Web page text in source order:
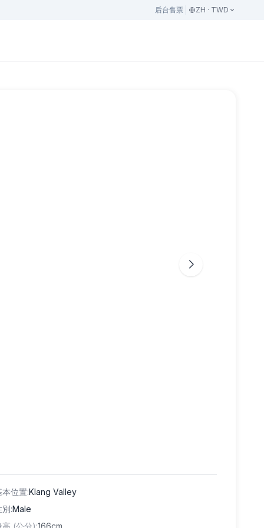
后台售票 ZH · TWD
本位置:Klang Valley
別:Male
高 (公分):166cm